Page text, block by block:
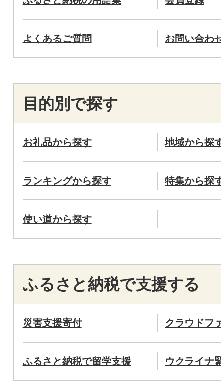
よくあるご質問 お問い合わ
目的別で探す
お礼品から探す 地域から探
ランキングから探す 特集から探
使い道から探す
ふるさと納税で支援する
災害支援寄付 クラウドフ
ふるさと納税で留学支援 ウクライナ